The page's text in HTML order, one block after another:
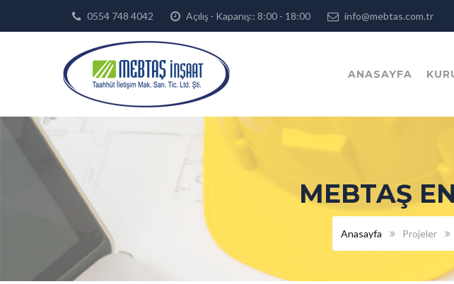
0554 748 4042 Açılış - Kapanış:: 8:00 - 18:00 info@mebtas.com.tr
ANASAYFA
MEBTAŞ
Anasayfa Projeler